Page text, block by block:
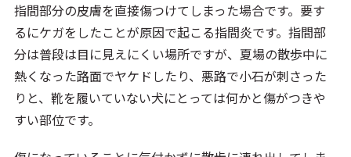
指間部分の皮膚を直接傷つけてしまった場合です。要す
るにケガをしたことが原因で起こる指間炎です。指間部
分は普段は目に見えにくい場所ですが、夏場の散歩中に
熱くなった路面でヤケドしたり、悪路で小石が刺さった
りと、靴を履いていない犬にとっては何かと傷がつきや
すい部位です。